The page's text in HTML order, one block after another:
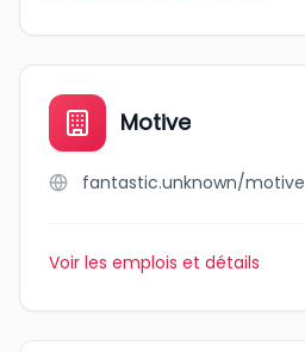
Motive
fantastic.unknown/motive
Voir les emplois et détails